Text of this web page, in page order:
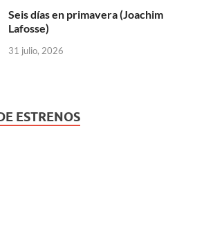
Seis días en primavera (Joachim
Lafosse)
31 julio, 2026
ESTRENOS